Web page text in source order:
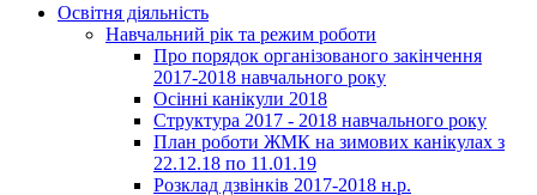
Освітня діяльність
Навчальний рік та режим роботи
Про порядок організованого закінчення
2017-2018 навчального року
Осінні канікули 2018
Структура 2017 - 2018 навчального року
План роботи ЖМК на зимових канікулах з
22.12.18 по 11.01.19
Розклад дзвінків 2017-2018 н.р.